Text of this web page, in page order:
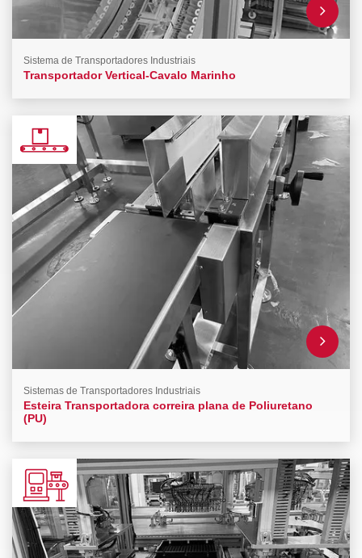
Sistema de Transportadores Industriais
Transportador Vertical-Cavalo Marinho
Sistemas de Transportadores Industriais
Esteira Transportadora correira plana de Poliuretano
(PU)